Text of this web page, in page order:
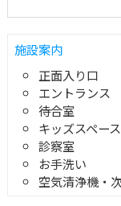
施設案内
正面入り口
エントランス
待合室
キッズスペース
診察室
お手洗い
空気清浄機・